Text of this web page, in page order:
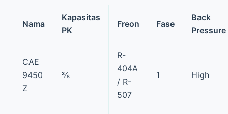
Nama
Kapasitas
PK
Freon Fase
Back
Pressure
CAE
9450
Z
⅜
R-
404A
/ R-
507
1 High